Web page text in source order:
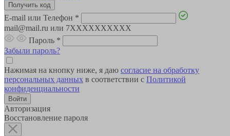
E-mail или Телефон *
mail@mail.ru или 7XXXXXXXXXX
Пароль *
Забыли пароль?
Нажимая на кнопку ниже, я даю согласие на обработку
персональных данных в соответствии с Политикой
конфиденциальности
Авторизация
Восстановление пароля